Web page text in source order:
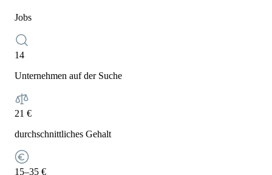
Jobs
14
Unternehmen auf der Suche
21 €
durchschnittliches Gehalt
15–35 €